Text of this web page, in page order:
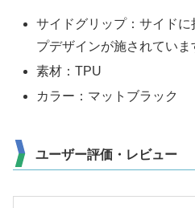
サイドグリップ：サイド
プデザインが施されていま
素材：TPU
カラー：マットブラック
ユーザー評価・レビュー